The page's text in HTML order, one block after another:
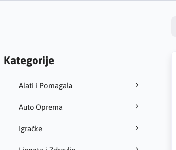
Kategorije
Alati i Pomagala
Auto Oprema
Igračke